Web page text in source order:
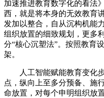
加速推进教育数字化的看法
西，就是将本身的无效教育
发加以整合，自从沉构机能
组织放置的细致规划，更多
分“核心沉塑法”。按照教育
架。
人工智能赋能教育变化步
点，纵向上至多分预备、施
命放置，对每个申明组织放